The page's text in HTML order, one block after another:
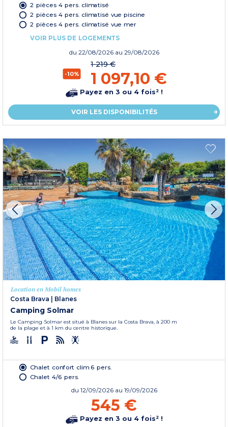
2 pièces 4 pers. climatisé
2 pièces 4 pers. climatisé vue piscine
2 pièces 4 pers. climatisé vue mer
VOIR PLUS DE LOGEMENTS
du 22/08/2026 au 29/08/2026
-10%
1 219 €
1 097,10 €
Payez en 3 ou 4 fois² !
VOIR LES DISPONIBILITÉS
Location en Mobil homes
Costa Brava | Blanes
Camping Solmar
Le Camping Solmar est situé à Blanes sur la Costa Brava, à 200 m
de la plage et à 1 km du centre historique.
Chalet confort clim 6 pers.
Chalet 4/6 pers.
du 12/09/2026 au 19/09/2026
545 €
Payez en 3 ou 4 fois² !